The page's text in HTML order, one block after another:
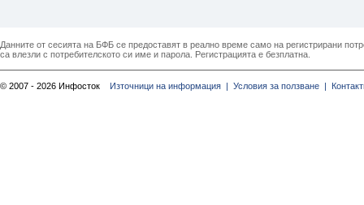
Данните от сесията на БФБ се предоставят в реално време само на регистрирани
са влезли с потребителското си име и парола. Регистрацията е безплатна.
© 2007 - 2026 Инфосток Източници на информация | Условия за ползване |